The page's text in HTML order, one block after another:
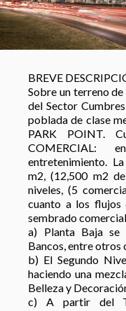
BREVE
Sobre un terreno
del Sector
poblada de clase
PARK POINT.
COMERCIAL:
entretenimiento.
m2, (12,500 m2
niveles, (5
cuanto a los flujos
sembrado
a) Planta Baja se
Bancos, entre otros
b) El Segundo
haciendo una
Belleza y
c) A partir del